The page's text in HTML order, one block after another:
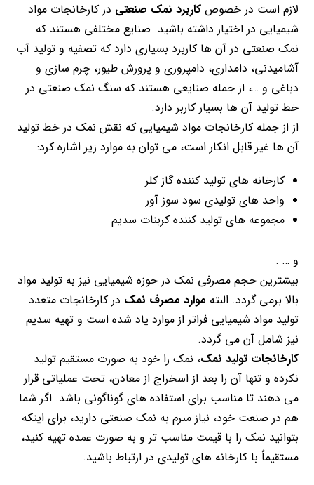
لازم است در خصوصکاربرد نمک صنعتی در کارخانجات مواد
شیمیایی در اختیار داشته باشید. صنایع مختلفی هستند که
نمک صنعتی در آن ها کاربرد بسیاری دارد که تصفیه و تولید آب
آشامیدنی، دامداری، دامپروری و پرورش طیور، چرم سازی و
دباغی و …، از جمله صنایعی هستند که سنگ نمک صنعتی در
خط تولید آن ها بسیار کاربر دارد.
از از جمله کارخانجات مواد شیمیایی که نقش نمک در خط تولید
آن ها غیر قابل انکار است، می توان به موارد زیر اشاره کرد:
کارخانه های تولید کننده گاز کلر
واحد های تولیدی سود سوز آور
مجموعه های تولید کننده کربنات سدیم
و … .
بیشترین حجم مصرفی نمک در حوزه شیمیایی نیز به تولید مواد
بالا برمی گردد. البته موارد مصرف نمک در کارخانجات متعدد
تولید مواد شیمیایی فراتر از موارد یاد شده است و تهیه سدیم
نیز شامل آن می گردد.
کارخانجات تولید نمک، نمک را خود به صورت مستقیم تولید
نکرده و تنها آن را بعد از اسخراج از معادن، تحت عملیاتی قرار
می دهند تا مناسب برای استفاده های گوناگونی باشد. اگر شما
هم در صنعت خود، نیاز مبرم به نمک صنعتی دارید، برای اینکه
بتوانید نمک را با قیمت مناسب تر و به صورت عمده تهیه کنید،
مستقیماٌ با کارخانه های تولیدی در ارتباط باشید.